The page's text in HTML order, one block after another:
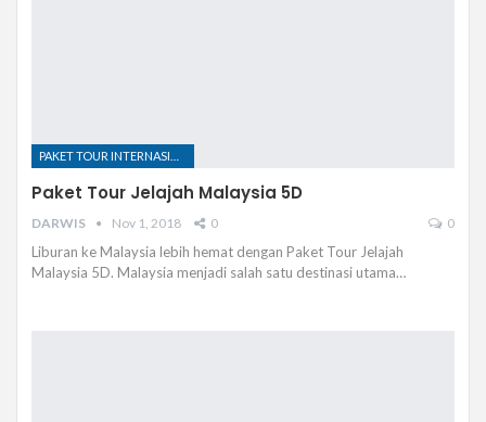
Paket Tour Jelajah Malaysia 5D
DARWIS Nov 1, 2018 0 0
Liburan ke Malaysia lebih hemat dengan Paket Tour Jelajah
Malaysia 5D. Malaysia menjadi salah satu destinasi utama…